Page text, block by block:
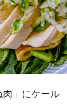
」にケール